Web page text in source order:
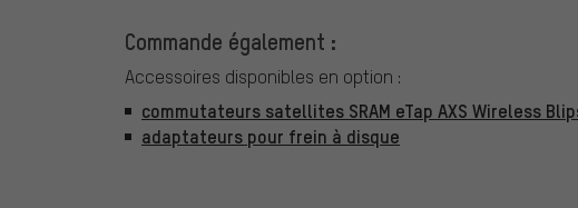
Commande également :
Accessoires disponibles en option :
commutateurs satellites SRAM eTap AXS Wireless
adaptateurs pour frein à disque